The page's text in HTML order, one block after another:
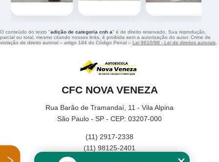
O conteúdo do texto "adição de categoria cnh a" é de direito reservado. Sua reprodução,
parcial ou total, mesmo citando nossos links, é proibida sem a autorização do autor. Crime de
violação de direito autoral – artigo 184 do Código Penal – Lei 9610/98 - Lei de direitos autorais
CFC NOVA VENEZA
Rua Barão de Tramandaí, 11 - Vila Alpina
São Paulo - SP - CEP: 03207-000
(11) 2917-2338
(11) 98125-2401